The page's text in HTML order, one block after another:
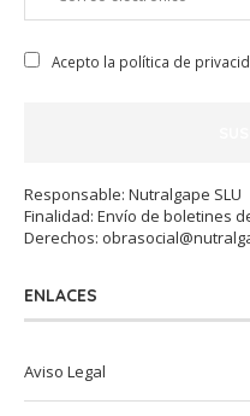
Acepto la política de
Responsable: Nutralgape SLU
Finalidad: Envío de boletines
Derechos:
ENLACES
Aviso Legal